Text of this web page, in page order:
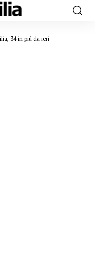
34 in più da ieri